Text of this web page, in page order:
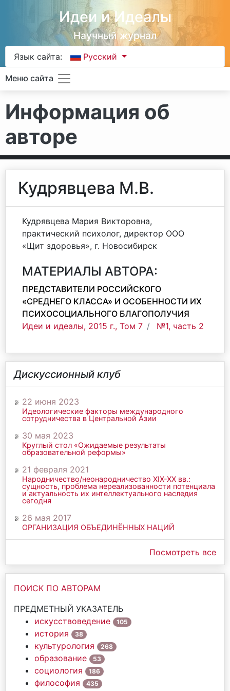
Идеи и Идеалы
Научный журнал
Язык сайта: Русский
Меню сайта
Информация об
авторе
Кудрявцева М.В.
Кудрявцева Мария Викторовна,
практический психолог, директор ООО
«Щит здоровья», г. Новосибирск
МАТЕРИАЛЫ АВТОРА:
ПРЕДСТАВИТЕЛИ РОССИЙСКОГО
«СРЕДНЕГО КЛАССА» И ОСОБЕННОСТИ ИХ
ПСИХОСОЦИАЛЬНОГО БЛАГОПОЛУЧИЯ
Идеи и идеалы, 2015 г., Том 7
№1, часть 2
Дискуссионный клуб
22 июня 2023
Идеологические факторы международного
сотрудничества в Центральной Азии
30 мая 2023
Круглый стол «Ожидаемые результаты
образовательной реформы»
21 февраля 2021
Народничество/неонародничество ХIХ-ХХ вв.:
сущность, проблема нереализованности потенциала
и актуальность их интеллектуального наследия
сегодня
26 мая 2017
ОРГАНИЗАЦИЯ ОБЪЕДИНЁННЫХ НАЦИЙ
Посмотреть все
ПОИСК ПО АВТОРАМ
ПРЕДМЕТНЫЙ УКАЗАТЕЛЬ
искусствоведение
105
история 38
культурология 268
образование 53
социология 186
философия 435